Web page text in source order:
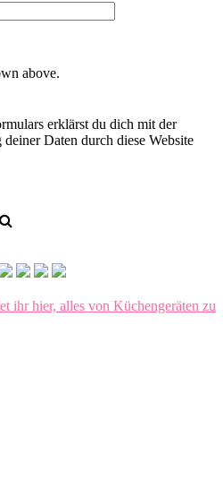
above.
erklärst du dich mit der
Daten durch diese Website
ihr hier, alles von Küchengeräten zu